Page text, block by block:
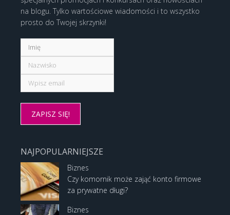
na blogu. Tylko wartościowe wiadomości i to wszystko
prosto do Twojej skrzynki!
NAJPOPULARNIEJSZE
Biznes
Czy komornik może zająć konto firmowe
za prywatne długi?
Biznes